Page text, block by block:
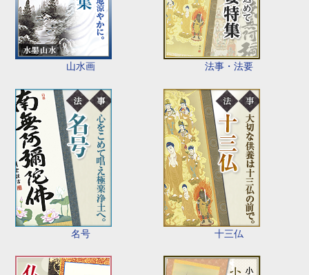
山水画 法事・法要
名号 十三仏